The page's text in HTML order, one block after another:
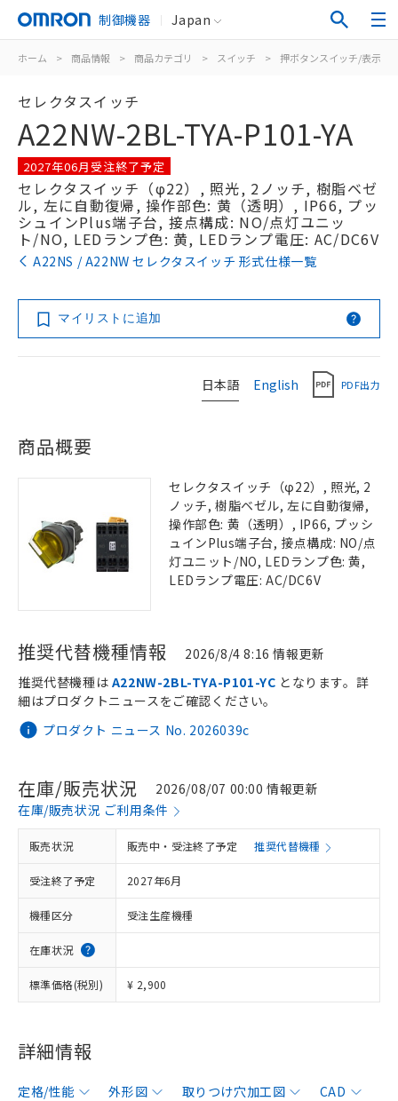
制御機器 Japan
ホーム > 商品情報 > 商品カテゴリ > スイッチ > 押ボタンスイッチ/表示灯
セレクタスイッチ
A22NW-2BL-TYA-P101-YA
2027年06月受注終了予定
セレクタスイッチ（φ22）, 照光, 2ノッチ, 樹脂ベゼ
ル, 左に自動復帰, 操作部色: 黄（透明）, IP66, プッ
シュインPlus端子台, 接点構成: NO/点灯ユニッ
ト/NO, LEDランプ色: 黄, LEDランプ電圧: AC/DC6V
A22NS / A22NW セレクタスイッチ 形式仕様一覧
マイリストに追加
日本語 English PDF出力
商品概要
セレクタスイッチ（φ22）, 照光, 2
ノッチ, 樹脂ベゼル, 左に自動復帰,
操作部色: 黄（透明）, IP66, プッシ
ュインPlus端子台, 接点構成: NO/点
灯ユニット/NO, LEDランプ色: 黄,
LEDランプ電圧: AC/DC6V
推奨代替機種情報 2026/8/4 8:16 情報更新
プロダクト ニュース No. 2026039c
推奨代替機種は A22NW-2BL-TYA-P101-YC となります。詳
細はプロダクトニュースをご確認ください。
在庫/販売状況
2026/08/07 00:00 情報更新
在庫/販売状況 ご利用条件
販売状況 販売中・受注終了予定 推奨代替機種
受注終了予定 2027年6月
機種区分 受注生産機種
在庫状況
標準価格(税別) ¥ 2,900
詳細情報
定格/性能 外形図 取りつけ穴加工図
CAD